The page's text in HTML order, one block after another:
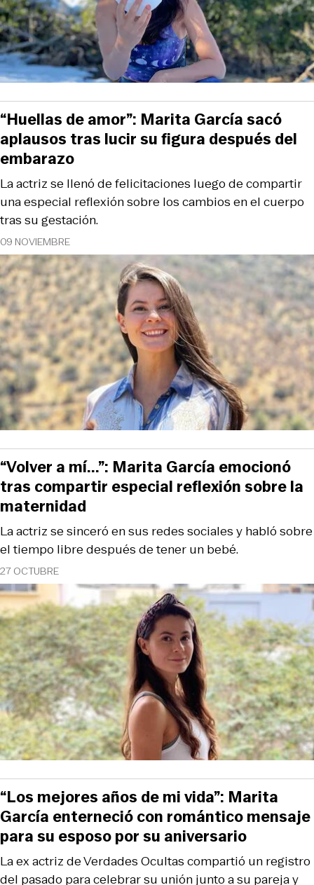
09 NOVIEMBRE
La actriz se llenó de felicitaciones luego de compartir
una especial reflexión sobre los cambios en el cuerpo
tras su gestación.
“Huellas de amor”: Marita García sacó
aplausos tras lucir su figura después del
embarazo
27 OCTUBRE
La actriz se sinceró en sus redes sociales y habló sobre
el tiempo libre después de tener un bebé.
“Volver a mí...”: Marita García emocionó
tras compartir especial reflexión sobre la
maternidad
La ex actriz de Verdades Ocultas compartió un registro
del pasado para celebrar su unión junto a su pareja y
“Los mejores años de mi vida”: Marita
García enterneció con romántico mensaje
para su esposo por su aniversario